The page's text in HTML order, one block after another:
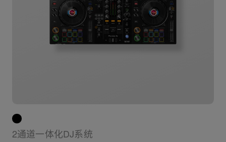
2通道一体化DJ系统